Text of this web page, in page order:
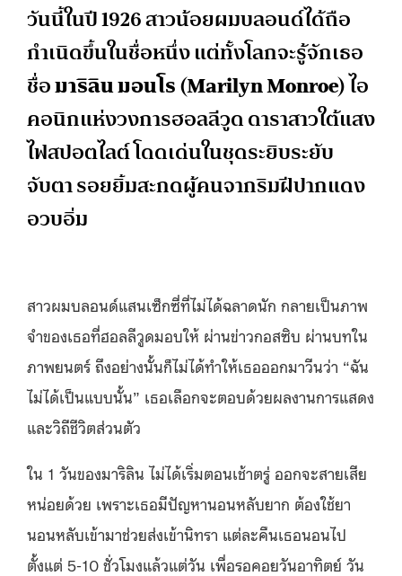
วันนี้ในปี 1926 สาวน้อยผมบลอนด์ได้ถือ
กำเนิดขึ้นในชื่อหนึ่ง แต่ทั้งโลกจะรู้จักเธอ
ชื่อมาริลิน มอนโร (Marilyn Monroe)ไอ
คอนิกแห่งวงการฮอลลีวูด ดาราสาวใต้แสง
ไฟสปอตไลต์ โดดเด่นในชุดระยิบระยับ
จับตา รอยยิ้มสะกดผู้คนจากริมฝีปากแดง
อวบอิ่ม
สาวผมบลอนด์แสนเซ็กซี่ที่ไม่ได้ฉลาดนัก กลายเป็นภาพ
จำของเธอที่ฮอลลีวูดมอบให้ ผ่านข่าวกอสซิบ ผ่านบทใน
ภาพยนตร์ ถึงอย่างนั้นก็ไม่ได้ทำให้เธอออกมาวีนว่า “ฉัน
ไม่ได้เป็นแบบนั้น” เธอเลือกจะตอบด้วยผลงานการแสดง
และวิถีชีวิตส่วนตัว
ใน 1 วันของมาริลิน ไม่ได้เริ่มตอนเช้าตรู่ ออกจะสายเสีย
หน่อยด้วย เพราะเธอมีปัญหานอนหลับยาก ต้องใช้ยา
นอนหลับเข้ามาช่วยส่งเข้านิทรา แต่ละคืนเธอนอนไป
ตั้งแต่ 5-10 ชั่วโมงแล้วแต่วัน เพื่อรอคอยวันอาทิตย์ วัน